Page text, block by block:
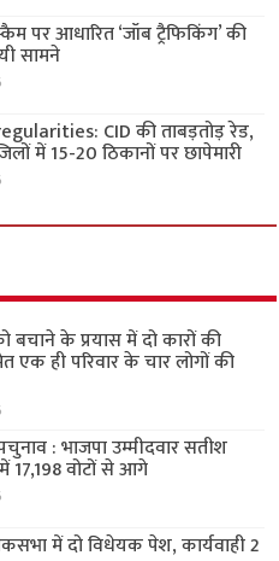
पर आधारित ‘जॉब ट्रैफिकिंग’ की
सामने
CID की ताबड़तोड़ रेड,
में 15-20 ठिकानों पर छापेमारी
बचाने के प्रयास में दो कारों की
एक ही परिवार के चार लोगों की
: भाजपा उम्मीदवार सतीश
17,198 वोटों से आगे
में दो विधेयक पेश, कार्यवाही 2